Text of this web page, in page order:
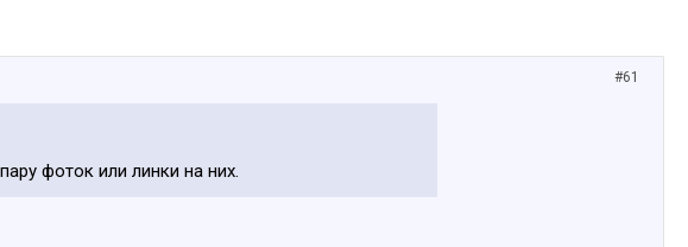
#61
фоток или линки на них.